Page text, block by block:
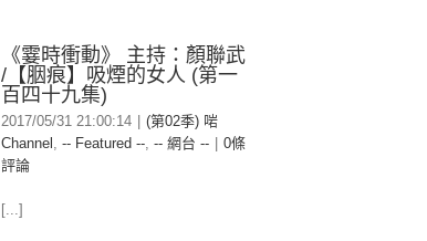
《霎時衝動》 主持：顏聯武
/【胭痕】吸煙的女人 (第一
百四十九集)
2017/05/31 21:00:14
(第02季) 啱
Channel , -- Featured --, -- 網台 --
0條
評論
[...]